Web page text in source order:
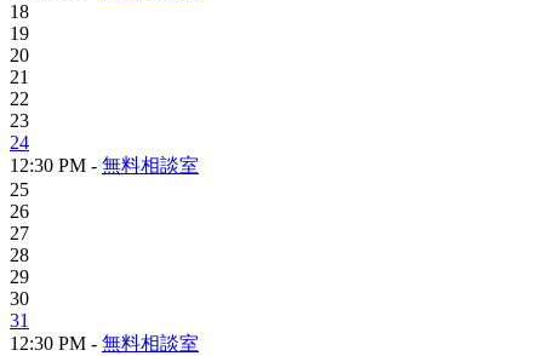
18
19
20
21
22
23
24
12:30 PM - 無料相談室
25
26
27
28
29
30
31
12:30 PM - 無料相談室